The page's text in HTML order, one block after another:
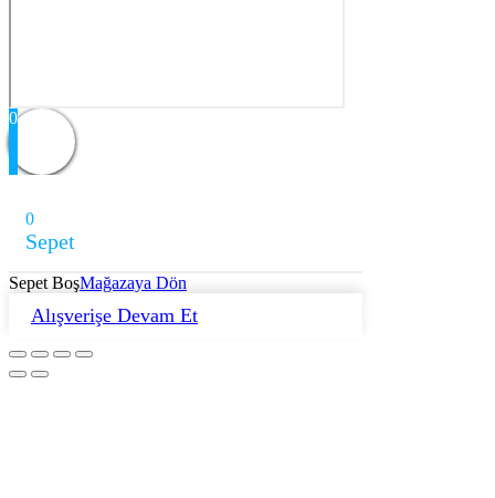
0
0
Sepet
Sepet BoşMağazaya Dön
Alışverişe Devam Et